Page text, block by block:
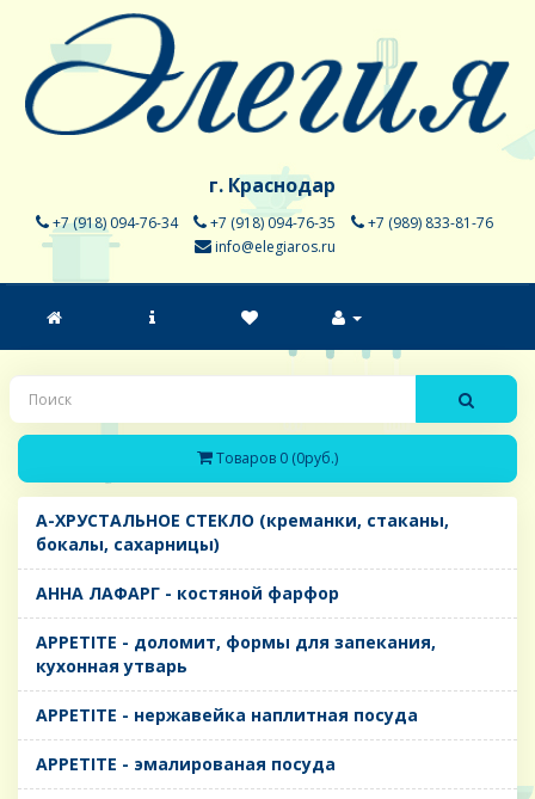
г. Краснодар
+7 (918) 094-76-34 +7 (918) 094-76-35
+7 (989) 833-81-76
info@elegiaros.ru
Товаров 0 (0руб.)
A-ХРУСТАЛЬНОЕ СТЕКЛО (креманки, стаканы,
бокалы, сахарницы)
AHHA ЛАФАРГ - костяной фарфор
APPETITE - доломит, формы для запекания,
кухонная утварь
APPETITE - нержавейка наплитная посуда
APPETITE - эмалированая посуда